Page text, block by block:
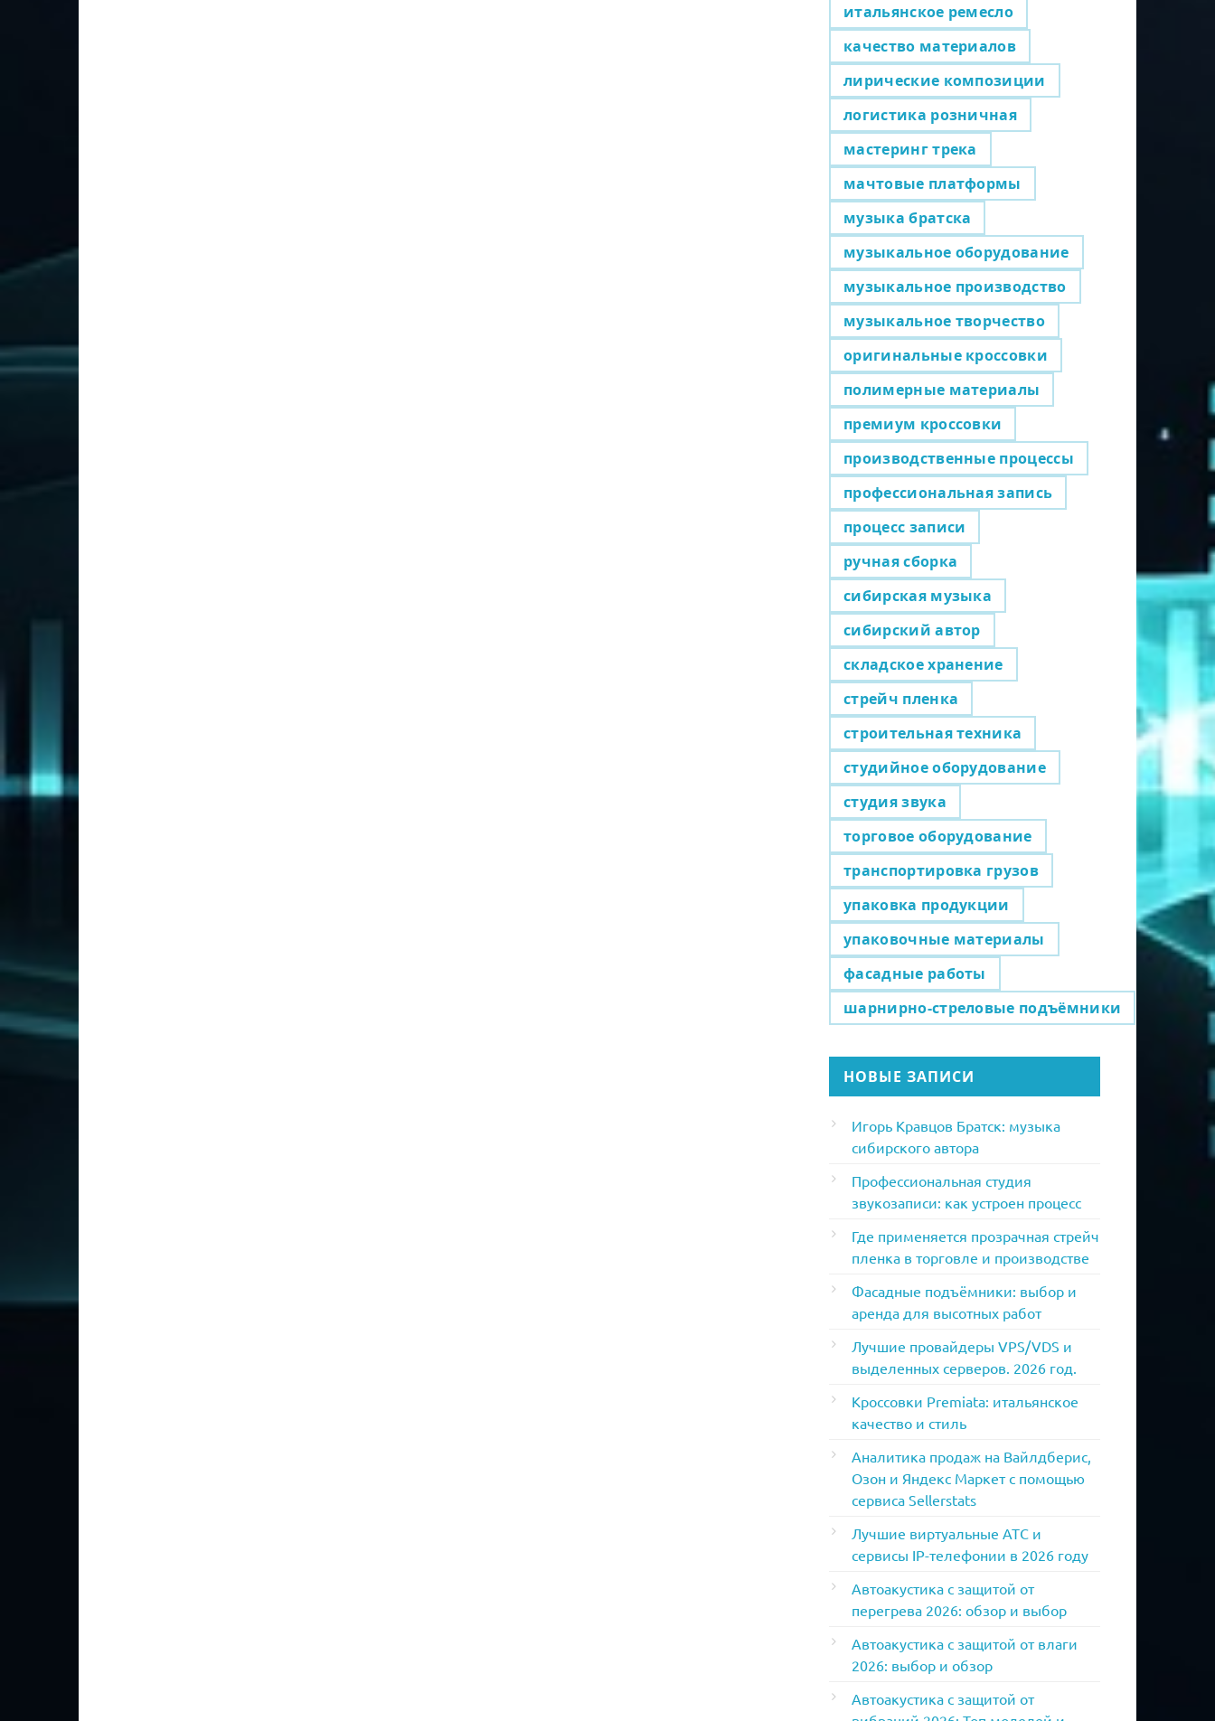
итальянское ремесло
качество материалов
лирические композиции
логистика розничная
мастеринг трека
мачтовые платформы
музыка братска
музыкальное оборудование
музыкальное производство
музыкальное творчество
оригинальные кроссовки
полимерные материалы
премиум кроссовки
производственные процессы
профессиональная запись
процесс записи
ручная сборка
сибирская музыка
сибирский автор
складское хранение
стрейч пленка
строительная техника
студийное оборудование
студия звука
торговое оборудование
транспортировка грузов
упаковка продукции
упаковочные материалы
фасадные работы
шарнирно-стреловые подъёмники
НОВЫЕ ЗАПИСИ
Игорь Кравцов Братск: музыка
сибирского автора
Профессиональная студия
звукозаписи: как устроен процесс
Где применяется прозрачная стрейч
пленка в торговле и производстве
Фасадные подъёмники: выбор и
аренда для высотных работ
Лучшие провайдеры VPS/VDS и
выделенных серверов. 2026 год.
Кроссовки Premiata: итальянское
качество и стиль
Аналитика продаж на Вайлдберис,
Озон и Яндекс Маркет с помощью
сервиса Sellerstats
Лучшие виртуальные АТС и
сервисы IP-телефонии в 2026 году
Автоакустика с защитой от
перегрева 2026: обзор и выбор
Автоакустика с защитой от влаги
2026: выбор и обзор
Автоакустика с защитой от